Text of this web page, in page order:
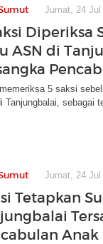
Jumat, 24 Jul
Diperiksa
ASN di
5 saksi
Tanjungbalai, sebagai
Jumat, 24 Jul
Tetapkan
Anak